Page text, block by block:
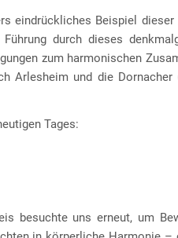
eindrückliches Beispiel dieser
durch dieses
zum harmonischen
Arlesheim und die
Tages:
besuchte uns erneut, um